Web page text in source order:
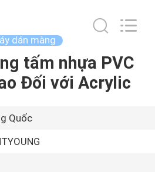
dán màng
tấm nhựa PVC
Đối với Acrylic
Quốc